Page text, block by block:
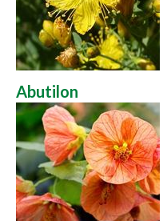
Abutilon